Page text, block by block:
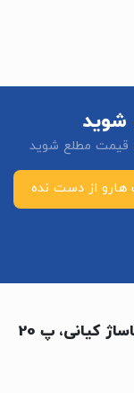
شوید
قیمت مطلع شوید
کیانی، پ 20